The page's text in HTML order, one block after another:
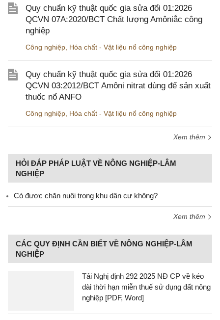
Quy chuẩn kỹ thuật quốc gia sửa đổi 01:2026
QCVN 07A:2020/BCT Chất lượng Amôniắc công
nghiệp
Công nghiệp Hóa chất - Vật liệu nổ công nghiệp
Quy chuẩn kỹ thuật quốc gia sửa đổi 01:2026
QCVN 03:2012/BCT Amôni nitrat dùng để sản xuất
thuốc nổ ANFO
Công nghiệp Hóa chất - Vật liệu nổ công nghiệp
Xem thêm
HỎI ĐÁP PHÁP LUẬT VỀ NÔNG NGHIỆP-LÂM
NGHIỆP
Có được chăn nuôi trong khu dân cư không?
Xem thêm
CÁC QUY ĐỊNH CẦN BIẾT VỀ NÔNG NGHIỆP-LÂM
NGHIỆP
Tải Nghị định 292 2025 NĐ CP về kéo
dài thời hạn miễn thuế sử dụng đất nông
nghiệp [PDF, Word]